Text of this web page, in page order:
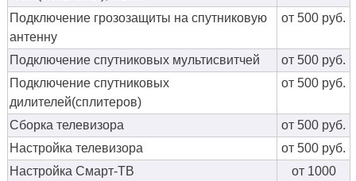
Подключение грозозащиты на спутниковую
антенну
от 500 руб.
Подключение спутниковых мультисвитчей
от 500 руб.
Подключение спутниковых
дилителей(сплитеров)
от 500 руб.
Сборка телевизора
от 500 руб.
Настройка телевизора
от 500 руб.
Настройка Смарт-ТВ
от 1000